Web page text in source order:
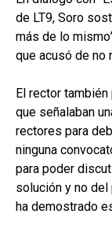
de LT9, Soro
más de lo
que acusó de no
El rector
que señalaban
rectores para
ninguna
para poder
solución y no
ha demostrado